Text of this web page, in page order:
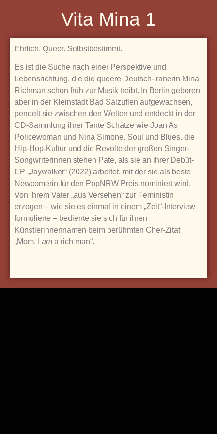
Vita Mina 1
Ehrlich. Queer. Selbstbestimmt.
Es ist die Suche nach einer Perspektive und
Lebensrichtung, die die queere Deutsch-Iranerin Mina
Richman schon früh zur Musik treibt. In Berlin geboren,
aber in der Kleinstadt Bad Salzuflen aufgewachsen,
pendelt sie zwischen den Welten und entdeckt in der
CD-Sammlung ihrer Tante Schätze wie Joan As
Policewoman und Nina Simone. Soul und Blues, die
Hip-Hop-Kultur und die Revolte der großen Singer-
Songwriterinnen stehen Pate, als sie an ihrer Debüt-
EP „Jaywalker“ (2022) arbeitet, mit der sie als beste
Newcomerin für den PopNRW Preis nominiert wird.
Von ihrem Vater „aus Versehen“ zur Feministin
erzogen – wie sie es einmal in einem „Zeit“-Interview
formulierte – bediente sie sich für ihren
Künstlerinnennamen beim berühmten Cher-Zitat
„Mom, I am a rich man“.